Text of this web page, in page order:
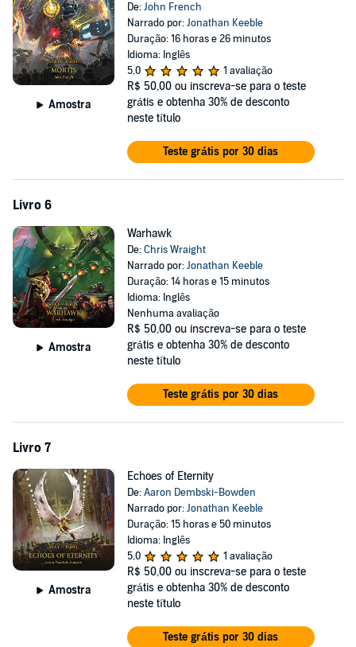
Amostra
De:John French
Narrado por:Jonathan Keeble
Duração: 16 horas e 26 minutos
Idioma: Inglês
5,0
1 avaliação
R$ 50,00 ou inscreva-se para o teste
grátis e obtenha 30% de desconto
neste título
Teste grátis por 30 dias
Livro 6
Amostra
Warhawk
De:Chris Wraight
Narrado por:Jonathan Keeble
Duração: 14 horas e 15 minutos
Idioma: Inglês
Nenhuma avaliação
R$ 50,00 ou inscreva-se para o teste
grátis e obtenha 30% de desconto
neste título
Teste grátis por 30 dias
Livro 7
Amostra
Echoes of Eternity
De:Aaron Dembski-Bowden
Narrado por:Jonathan Keeble
Duração: 15 horas e 50 minutos
Idioma: Inglês
5,0
1 avaliação
R$ 50,00 ou inscreva-se para o teste
grátis e obtenha 30% de desconto
neste título
Teste grátis por 30 dias